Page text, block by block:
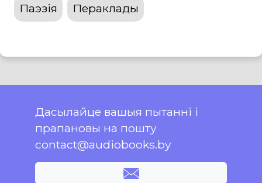
Паэзія Пераклады
Дасылайце вашыя пытанні і
прапановы на пошту
contact@audiobooks.by